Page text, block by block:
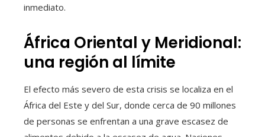
inmediato.
África Oriental y Meridional:
una región al límite
El efecto más severo de esta crisis se localiza en el
África del Este y del Sur, donde cerca de 90 millones
de personas se enfrentan a una grave escasez de